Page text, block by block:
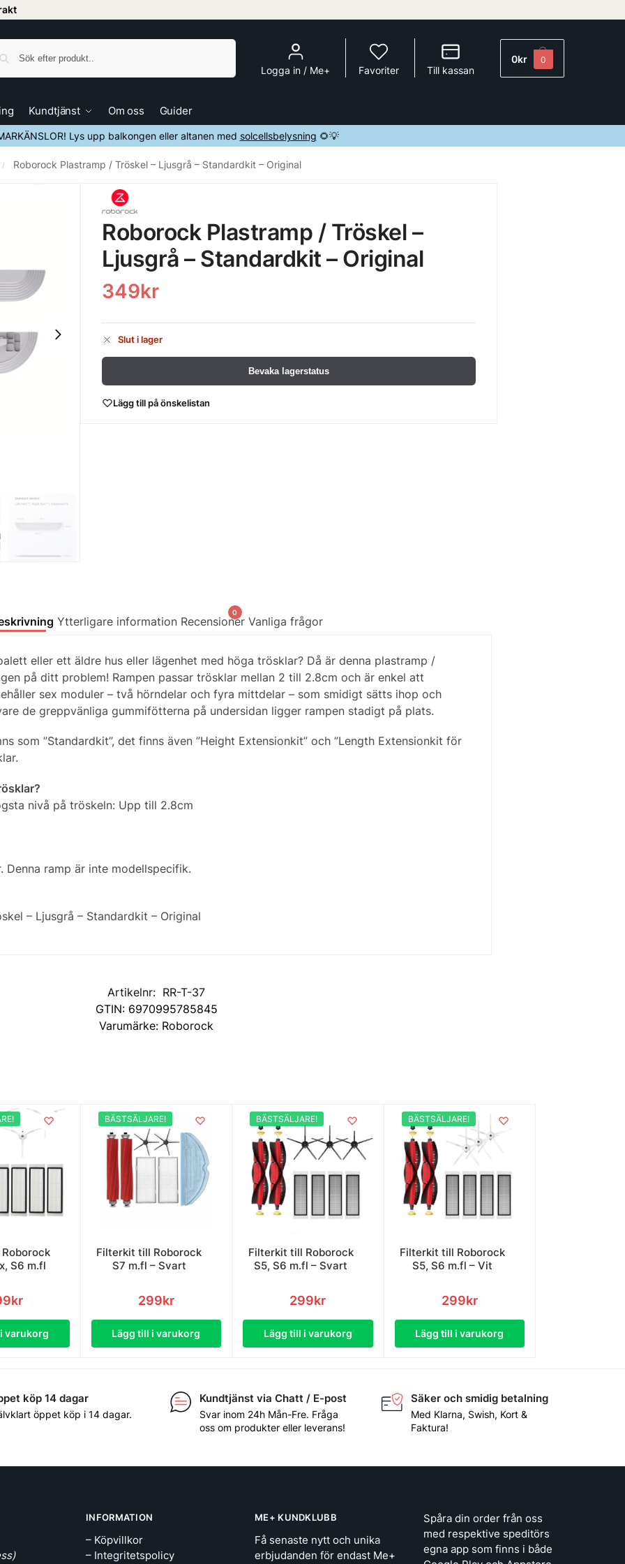
Logga in / Me+ Favoriter Till kassan
0kr 0
Kundtjänst Om oss Guider
Lys upp balkongen eller altanen med solcellsbelysning 🌻💡
/ Roborock Plastramp / Tröskel – Ljusgrå – Standardkit – Original
Roborock Plastramp / Tröskel –
Ljusgrå – Standardkit – Original
349kr
Slut i lager
Bevaka lagerstatus
Lägg till på önskelistan
Ytterligare information Recensioner
0
Vanliga frågor
eller ett äldre hus eller lägenhet med höga trösklar? Då är denna plastramp /
på ditt problem! Rampen passar trösklar mellan 2 till 2.8cm och är enkel att
sex moduler – två hörndelar och fyra mittdelar – som smidigt sätts ihop och
de greppvänliga gummifötterna på undersidan ligger rampen stadigt på plats.
som ”Standardkit”, det finns även ”Height Extensionkit” och ”Length Extensionkit för
nivå på tröskeln: Upp till 2.8cm
Denna ramp är inte modellspecifik.
– Ljusgrå – Standardkit – Original
Artikelnr: RR-T-37
GTIN: 6970995785845
Varumärke: Roborock
S6 m.fl
kr
varukorg
BÄSTSÄLJARE!
Filterkit till Roborock
S7 m.fl – Svart
299kr
Lägg till i varukorg
BÄSTSÄLJARE!
Filterkit till Roborock
S5, S6 m.fl – Svart
299kr
Lägg till i varukorg
BÄSTSÄLJARE!
Filterkit till Roborock
S5, S6 m.fl – Vit
299kr
Lägg till i varukorg
köp 14 dagar
öppet köp i 14 dagar.
Kundtjänst via Chatt / E-post
Svar inom 24h Mån-Fre. Fråga
oss om produkter eller leverans!
Säker och smidig betalning
Med Klarna, Swish, Kort &
Faktura!
INFORMATION
– Köpvillkor
– Integritetspolicy
ME+ KUNDKLUBB
Få senaste nytt och unika
erbjudanden för endast Me+
Spåra din order från oss
med respektive speditörs
egna app som finns i både